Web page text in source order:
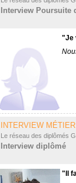
Interview Poursuite
"Je
INTERVIEW
Le réseau des diplômés
Interview diplômé
"Il